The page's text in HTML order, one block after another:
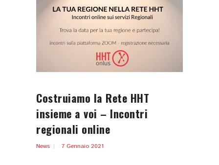
Costruiamo la Rete HHT
insieme a voi – Incontri
regionali online
News 7 Gennaio 2021